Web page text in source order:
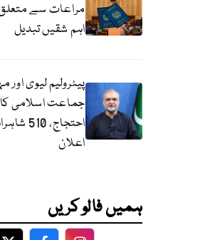
مراعات سے
اہم شقیں تبدیل
پیٹرولیم لیوی
جماعت اسلامی
اعلان
ہمیں فالو کریں